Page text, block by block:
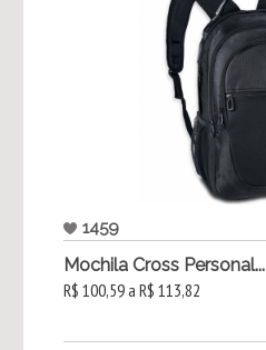
1459
Mochila Cross Personal...
R$ 100,59 a R$ 113,82